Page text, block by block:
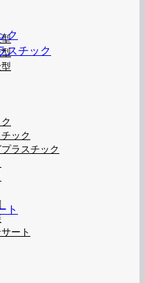
ック
ラスチック
ート
ク
スチック
ト